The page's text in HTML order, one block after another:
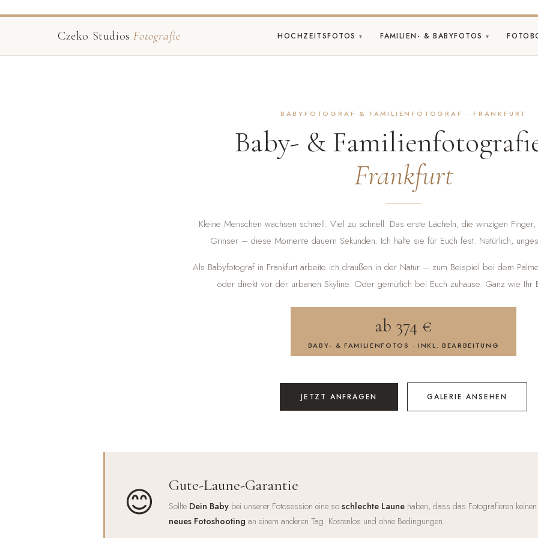
Czeko StudiosFotografie HOCHZEITSFOTOS FAMILIEN- & BABYFOTOS
BABYFOTOGRAF & FAMILIENFOTOGRAF · FRANKFURT
Baby- &
Frankfurt
Kleine Menschen wachsen schnell. Viel zu schnell. Das erste Lächeln, die winzigen
Grinser – diese Momente dauern Sekunden. Ich halte sie für Euch fest. Natürlich,
Als Babyfotograf in Frankfurt arbeite ich draußen in der Natur – zum Beispiel bei dem
oder direkt vor der urbanen Skyline. Oder gemütlich bei Euch zuhause. Ganz wie Ihr
ab 374 €
BABY- & FAMILIENFOTOS · INKL. BEARBEITUNG
JETZT ANFRAGEN GALERIE ANSEHEN
😊 Gute-Laune-Garantie
Sollte Dein Baby bei unserer Fotosession eine so schlechte Laune haben, dass das Fotografieren
neues Fotoshooting an einem anderen Tag. Kostenlos und ohne Bedingungen.